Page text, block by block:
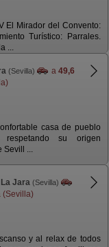
El Mirador del Convento:
Turístico: Parrales.
...
(Sevilla) a 49,6
casa de pueblo
su origen
Sevill ...
Jara (Sevilla)
(Sevilla)
y al relax de todos